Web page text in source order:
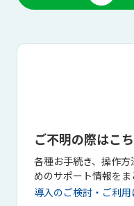
ご不明の際はこ
各種お手続き、操作
めのサポート情報をま
導入のご検討・ご利